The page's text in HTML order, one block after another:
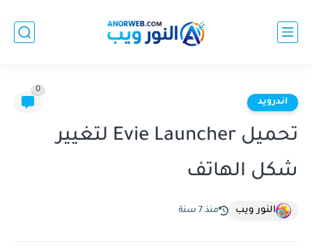
اندرويد
0
تحميل Evie Launcher‏ لتغيير
شكل الهاتف
النور ويب منذ 7 سنة